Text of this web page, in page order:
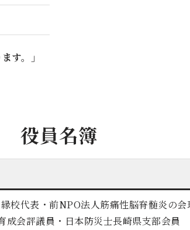
す。」
役員名簿
校代表・前NPO法人筋痛性脳脊髄炎の会
成会評議員・日本防災士長崎県支部会員